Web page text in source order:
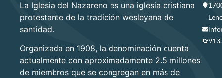
La Iglesia del Nazareno es una iglesia cristiana
protestante de la tradición wesleyana de
santidad.
Organizada en 1908, la denominación cuenta
actualmente con aproximadamente 2.5 millones
de miembros que se congregan en más de